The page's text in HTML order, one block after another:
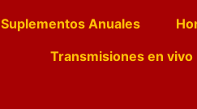
Suplementos Anuales
Transmisiones en vivo